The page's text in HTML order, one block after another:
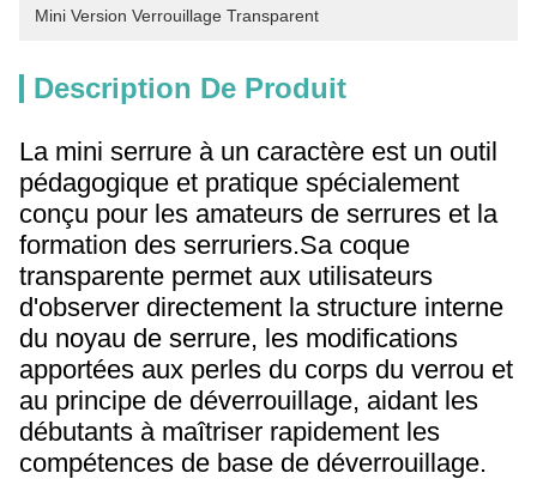
Mini Version Verrouillage Transparent
Description De Produit
La mini serrure à un caractère est un outil
pédagogique et pratique spécialement
conçu pour les amateurs de serrures et la
formation des serruriers.Sa coque
transparente permet aux utilisateurs
d'observer directement la structure interne
du noyau de serrure, les modifications
apportées aux perles du corps du verrou et
au principe de déverrouillage, aidant les
débutants à maîtriser rapidement les
compétences de base de déverrouillage.